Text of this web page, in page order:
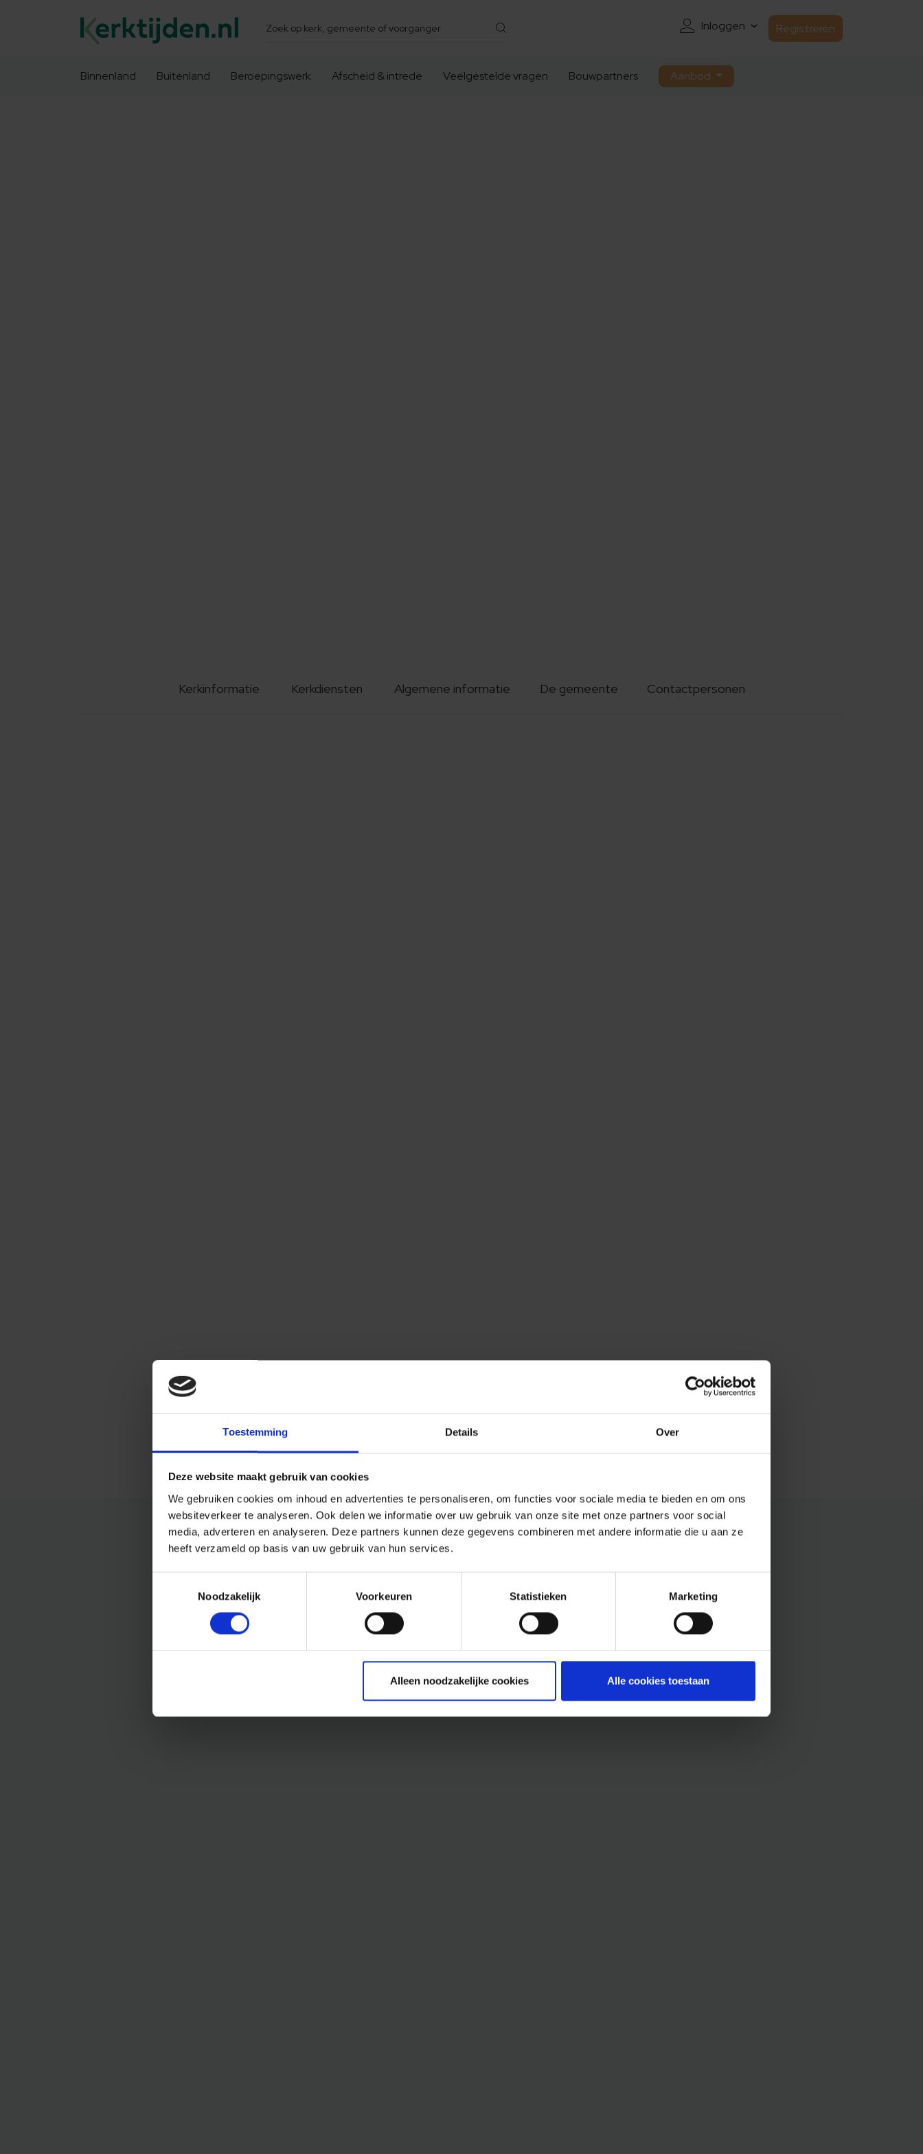
Toestemming Details Over
Deze website maakt gebruik van cookies
We gebruiken cookies om inhoud en advertenties te personaliseren, om functies voor sociale media te bieden en om ons
websiteverkeer te analyseren. Ook delen we informatie over uw gebruik van onze site met onze partners voor social
media, adverteren en analyseren. Deze partners kunnen deze gegevens combineren met andere informatie die u aan ze
heeft verzameld op basis van uw gebruik van hun services.
Noodzakelijk
Voorkeuren Statistieken Marketing
Alleen noodzakelijke cookies Alle cookies toestaan
Zoeken Inloggen Registreren
Binnenland Buitenland Beroepingswerk Afscheid & intrede Veelgestelde vragen Bouwpartners Aanbod
Kerkinformatie Kerkdiensten Algemene informatie De gemeente Contactpersonen